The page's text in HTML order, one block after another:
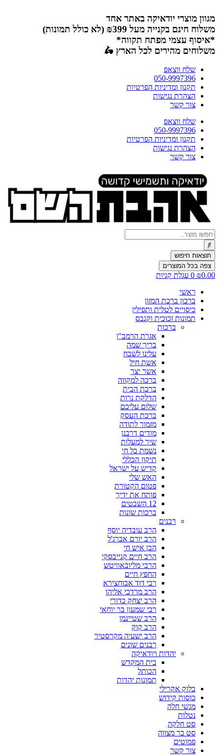
לתוכן
מגוון מוצרי יודאיקה באתר אחד
משלוח חינם בקנייה מעל ₪399 (לא כולל תמונות)
*איסוף עצמי מפתח תקווה*
משלוחים מהירים לכל הארץ 🛵
שלח ווצאפ
050-9997396
תקנון ומדיניות הפרטיות
הצהרת נגישות
צור קשר
שלח ווצאפ
050-9997396
תקנון ומדיניות הפרטיות
הצהרת נגישות
צור קשר
Search
...
תוצאות חיפוש
צפה בכל המוצרים
₪0.00
0 עגלת קניות
ראשי
ברכון ברכת המזון
כיסויים לטלית ותפילין
תמונות זכוכית וקנבס
ברכות
אגרת הרמב"ן
בריך שמה
עלינו לשבח
אשת חיל
אשר יצר
ברכה למקווה
ברכת הבית
הדלקת נרות
שלום עליכם
ברכת העסק
מזמור לתודה
מודים דרבנן
שיר למעלות
נשמת כל חי
תיקון הכללי
קדיש על ישראל
האש שלי
פטום הקטורת
פותח את ידיך
12 השבטים
ברכות שונות
רבנים
הרב עובדיה יוסף
הרב יורם אברג'ל
הבן איש חי
הרב חיים קנייבסקי
הרבי מליובאוויטש
החפץ חיים
רבי דוד אבוחצירא
הרב מרדכי אליהו
הרב יצחק כדורי
רבי שמעון בר יוחאי
הרב שטיינמן
הרב קוק
הרב ישעיה מקרסטיר
רבנים שונים
יהדות ויודאיקה
בית המקדש
הכותל
תמונות יהדות
בלוק אקרילי
כוסות קידוש
מגשי חלה
נטלות
סט חלקה
סט בר מצווה
פמוטים
צור קשר